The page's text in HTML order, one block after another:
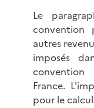
Le
convention
autres
imposés
convention
France.
pour le